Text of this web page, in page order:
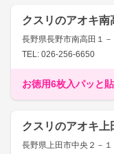
クスリのアオキ南
長野県長野市南高田１－
TEL: 026-256-6650
お徳用6枚入パッと
クスリのアオキ上
長野県上田市中央２－１